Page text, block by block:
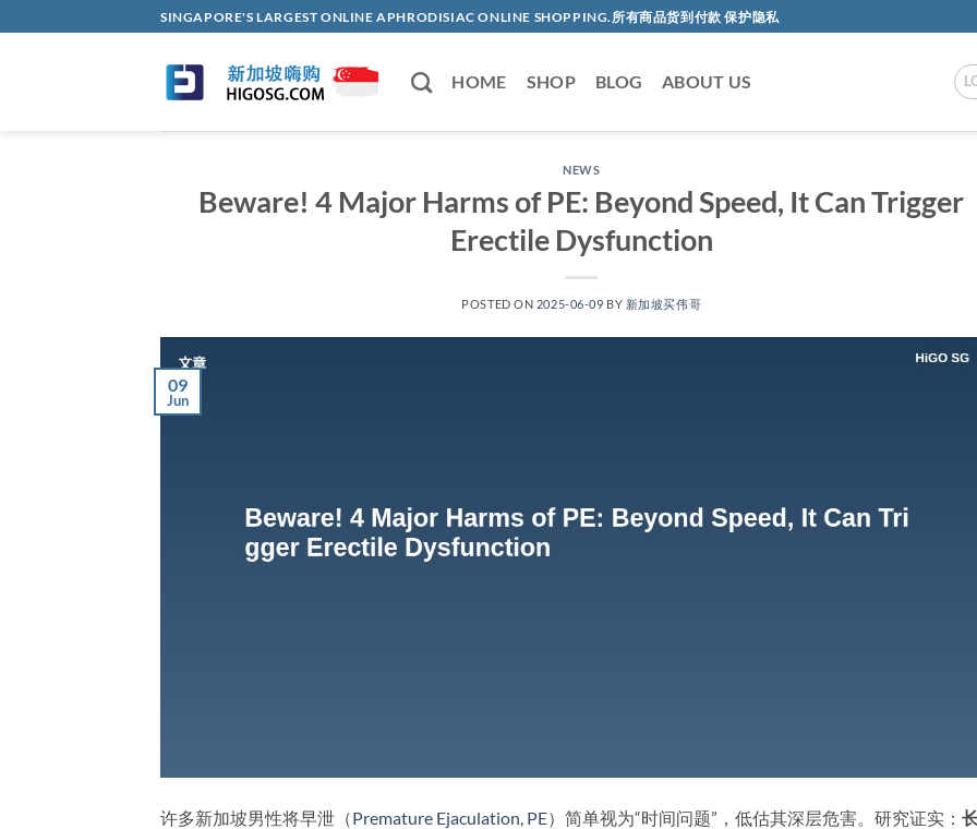
to
SINGAPORE'S LARGEST ONLINE APHRODISIAC ONLINE SHOPPING.所有商品货到付款 保护隐私
HOME SHOP BLOG ABOUT US
NEWS
Beware! 4 Major Harms of PE: Beyond Speed, It Can Trigger
Erectile Dysfunction
POSTED ON 2025-06-09 BY 新加坡买伟哥
09
Jun
许多新加坡男性将早泄（Premature Ejaculation, PE）简单视为“时间问题”，低估其深层危害。研究证实：​